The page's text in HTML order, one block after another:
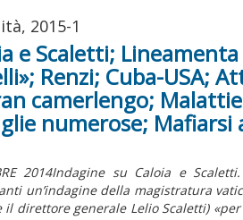
2015-1
e Scaletti;
Renzi; Cuba-USA;
camerlengo;
numerose; Mafiarsi
2014Indagine su Caloia e
un’indagine della magistratura
il direttore generale Lelio Scaletti)